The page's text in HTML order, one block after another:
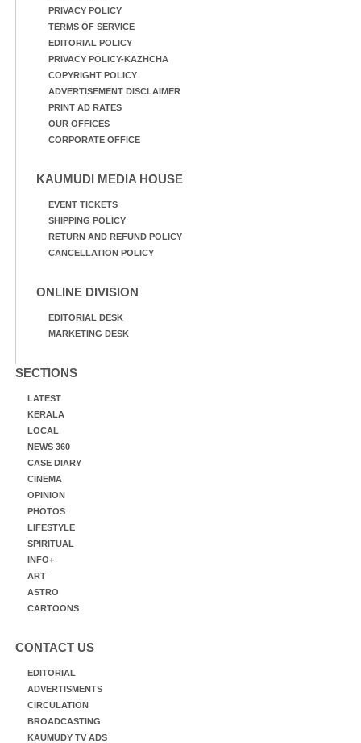
PRIVACY POLICY
TERMS OF SERVICE
EDITORIAL POLICY
PRIVACY POLICY-KAZHCHA
COPYRIGHT POLICY
ADVERTISEMENT DISCLAIMER
PRINT AD RATES
OUR OFFICES
CORPORATE OFFICE
KAUMUDI MEDIA HOUSE
EVENT TICKETS
SHIPPING POLICY
RETURN AND REFUND POLICY
CANCELLATION POLICY
ONLINE DIVISION
EDITORIAL DESK
MARKETING DESK
SECTIONS
LATEST
KERALA
LOCAL
NEWS 360
CASE DIARY
CINEMA
OPINION
PHOTOS
LIFESTYLE
SPIRITUAL
INFO+
ART
ASTRO
CARTOONS
CONTACT US
EDITORIAL
ADVERTISMENTS
CIRCULATION
BROADCASTING
KAUMUDY TV ADS